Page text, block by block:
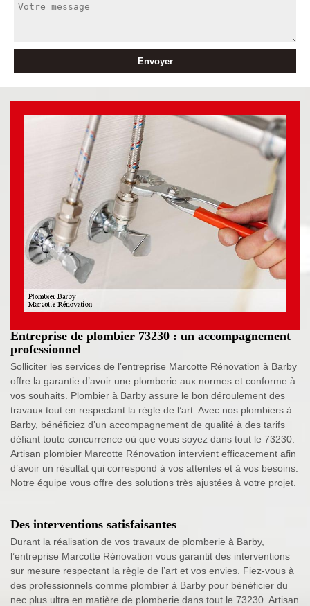
Entreprise de plombier 73230 : un accompagnement
professionnel
Solliciter les services de l’entreprise Marcotte Rénovation à Barby
offre la garantie d’avoir une plomberie aux normes et conforme à
vos souhaits. Plombier à Barby assure le bon déroulement des
travaux tout en respectant la règle de l’art. Avec nos plombiers à
Barby, bénéficiez d’un accompagnement de qualité à des tarifs
défiant toute concurrence où que vous soyez dans tout le 73230.
Artisan plombier Marcotte Rénovation intervient efficacement afin
d’avoir un résultat qui correspond à vos attentes et à vos besoins.
Notre équipe vous offre des solutions très ajustées à votre projet.
Des interventions satisfaisantes
Durant la réalisation de vos travaux de plomberie à Barby,
l’entreprise Marcotte Rénovation vous garantit des interventions
sur mesure respectant la règle de l’art et vos envies. Fiez-vous à
des professionnels comme plombier à Barby pour bénéficier du
nec plus ultra en matière de plomberie dans tout le 73230. Artisan